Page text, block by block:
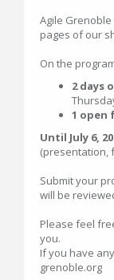
Agile
pages of our
On the
2 days
1 open
Until July 6,
(presentation,
Submit your
will be
Please feel
you.
If you have
grenoble.org